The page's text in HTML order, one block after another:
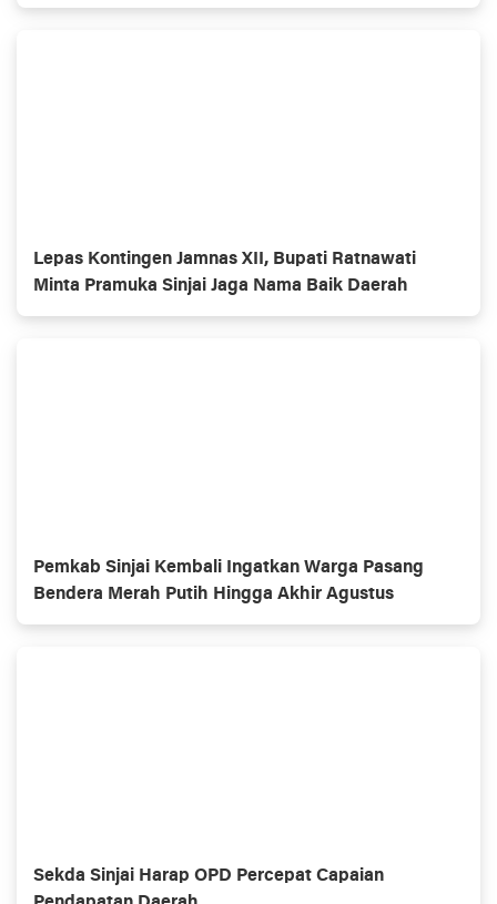
Lepas Kontingen Jamnas XII, Bupati Ratnawati
Minta Pramuka Sinjai Jaga Nama Baik Daerah
Pemkab Sinjai Kembali Ingatkan Warga Pasang
Bendera Merah Putih Hingga Akhir Agustus
Sekda Sinjai Harap OPD Percepat Capaian